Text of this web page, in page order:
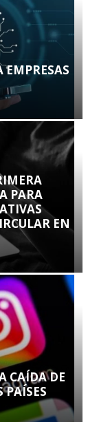
EMPRESAS
PARA
EN
CAÍDA DE